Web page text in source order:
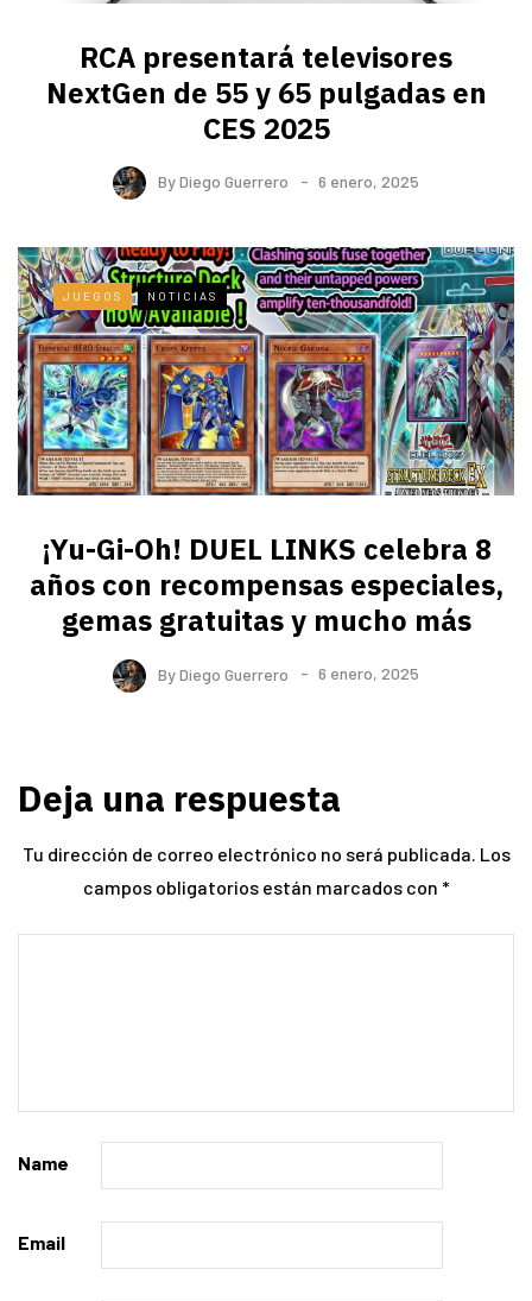
RCA presentará televisores
NextGen de 55 y 65 pulgadas en
CES 2025
ByDiego Guerrero 6 enero, 2025
JUEGOS NOTICIAS
¡Yu-Gi-Oh! DUEL LINKS celebra 8
años con recompensas especiales,
gemas gratuitas y mucho más
ByDiego Guerrero 6 enero, 2025
Deja una respuesta
Tu dirección de correo electrónico no será publicada. Los
campos obligatorios están marcados con *
Name
Email